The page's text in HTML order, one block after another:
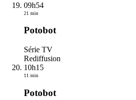
09h54
21 min
Potobot
Série TV
Rediffusion
10h15
11 min
Potobot